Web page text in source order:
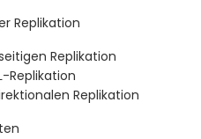
Replikation
Replikation
Replikation
Replikation